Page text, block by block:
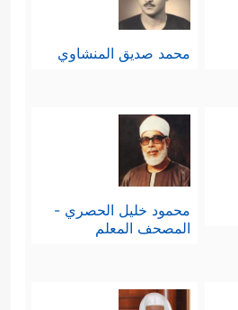
محمد صديق المنشاوي
محمود خليل الحصري -
المصحف المعلم